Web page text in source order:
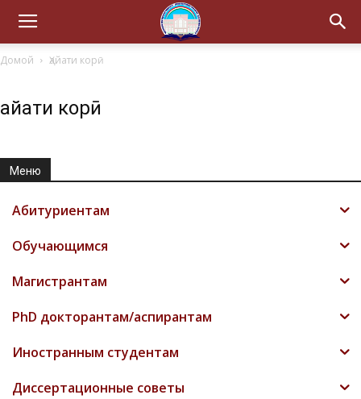
Домой Ҳайати корӣ
Ҳайати корӣ
Меню
Абитуриентам
Обучающимся
Магистрантам
PhD докторантам/аспирантам
Иностранным студентам
Диссертационные советы